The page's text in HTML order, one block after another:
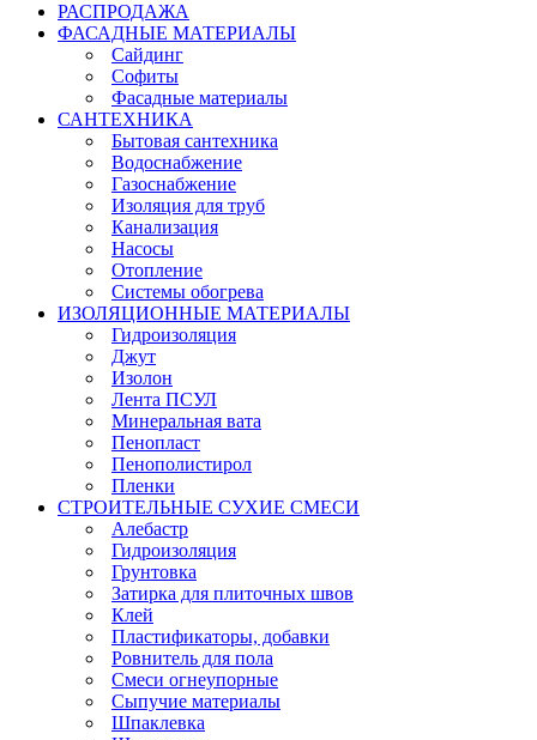
РАСПРОДАЖА
ФАСАДНЫЕ МАТЕРИАЛЫ
Сайдинг
Софиты
Фасадные материалы
САНТЕХНИКА
Бытовая сантехника
Водоснабжение
Газоснабжение
Изоляция для труб
Канализация
Насосы
Отопление
Системы обогрева
ИЗОЛЯЦИОННЫЕ МАТЕРИАЛЫ
Гидроизоляция
Джут
Изолон
Лента ПСУЛ
Минеральная вата
Пенопласт
Пенополистирол
Пленки
СТРОИТЕЛЬНЫЕ СУХИЕ СМЕСИ
Алебастр
Гидроизоляция
Грунтовка
Затирка для плиточных швов
Клей
Пластификаторы, добавки
Ровнитель для пола
Смеси огнеупорные
Сыпучие материалы
Шпаклевка